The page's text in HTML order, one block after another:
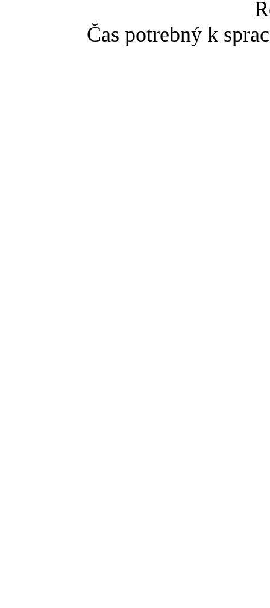
Čas potrebný k